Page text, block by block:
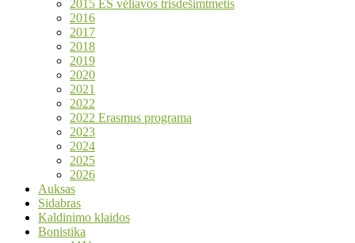
2015 ES vėliavos trisdešimtmetis
2016
2017
2018
2019
2020
2021
2022
2022 Erasmus programa
2023
2024
2025
2026
Auksas
Sidabras
Kaldinimo klaidos
Bonistika